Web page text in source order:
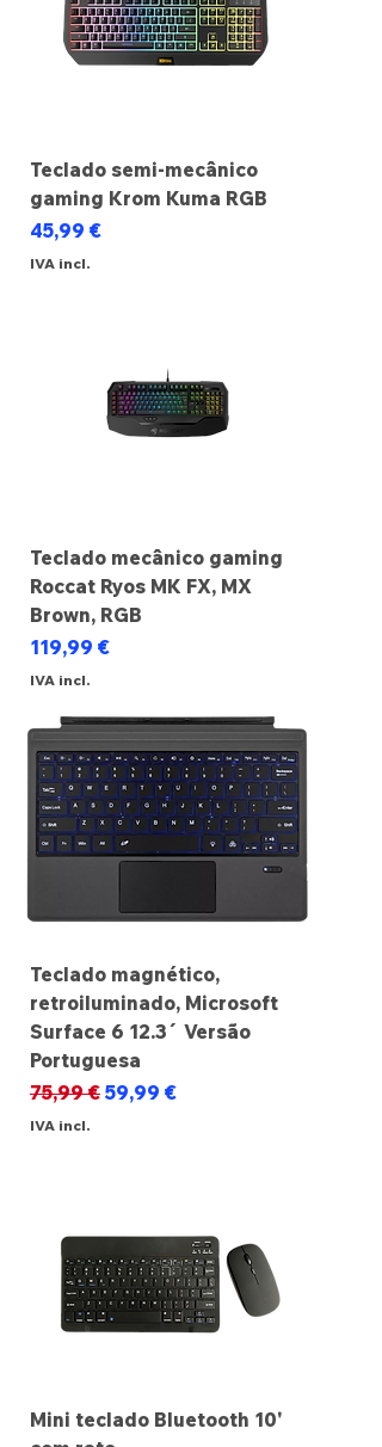
Teclado semi-mecânico
gaming Krom Kuma RGB
Preço
45,99 €
IVA incl.
Teclado mecânico gaming
Roccat Ryos MK FX, MX
Brown, RGB
Preço
119,99 €
IVA incl.
Teclado magnético,
retroiluminado, Microsoft
Surface 6 12.3´ Versão
Portuguesa
Preço normal
75,99 € Preço promocional
59,99 €
IVA incl.
Mini teclado Bluetooth 10'